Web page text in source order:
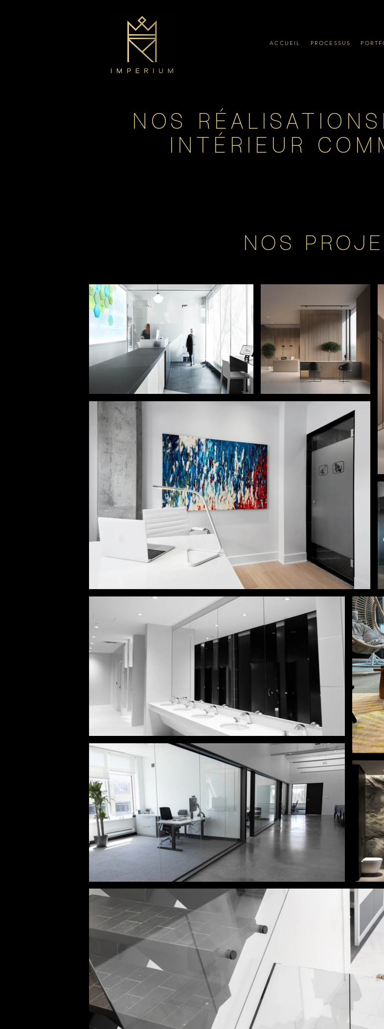
ACCUEIL PROCESSUS
NOS RÉALISATIONS
INTÉRIEUR
NOS